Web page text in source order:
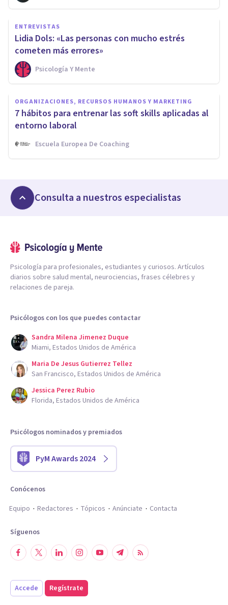
ENTREVISTAS
Lidia Dols: «Las personas con mucho estrés
cometen más errores»
Psicología Y Mente
ORGANIZACIONES, RECURSOS HUMANOS Y MARKETING
7 hábitos para entrenar las soft skills aplicadas al
entorno laboral
Escuela Europea De Coaching
Consulta a nuestros especialistas
Psicología para profesionales, estudiantes y curiosos. Artículos
diarios sobre salud mental, neurociencias, frases célebres y
relaciones de pareja.
Psicólogos con los que puedes contactar
Sandra Milena Jimenez Duque
Miami, Estados Unidos de América
Maria De Jesus Gutierrez Tellez
San Francisco, Estados Unidos de América
Jessica Perez Rubio
Florida, Estados Unidos de América
Psicólogos nominados y premiados
PyM Awards 2024
Conócenos
Equipo
Redactores Tópicos Anúnciate Contacta
Síguenos
Accede Regístrate